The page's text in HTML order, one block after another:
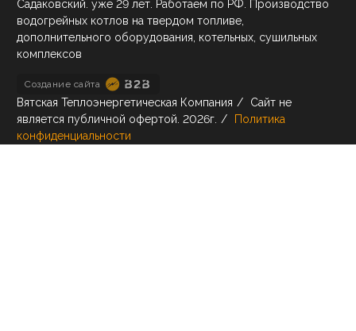
Садаковский. уже 29 лет. Работаем по РФ. Производство
водогрейных котлов на твердом топливе,
дополнительного оборудования, котельных, сушильных
комплексов
Создание сайта
Вятская Теплоэнергетическая Компания /
Сайт не
является публичной офертой. 2026г. /
Политика
конфиденциальности